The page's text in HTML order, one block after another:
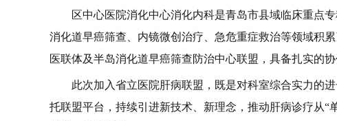
区中心医院消化中心消化内科是青岛市县域临床重点
消化道早癌筛查、内镜微创治疗、急危重症救治等领域积
医联体及半岛消化道早癌筛查防治中心联盟，具备扎实的协
此次加入省立医院肝病联盟，既是对科室综合实力的
托联盟平台，持续引进新技术、新理念，推动肝病诊疗从“